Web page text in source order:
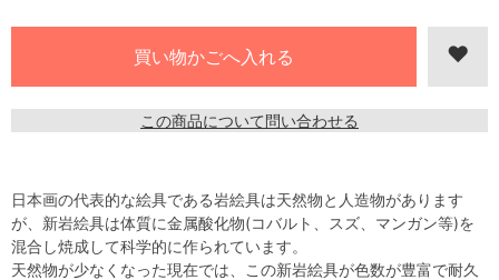
この商品について問い合わせる
日本画の代表的な絵具である岩絵具は天然物と人造物があります
が、新岩絵具は体質に金属酸化物(コバルト、スズ、マンガン等)を
混合し焼成して科学的に作られています。
天然物が少なくなった現在では、この新岩絵具が色数が豊富で耐久